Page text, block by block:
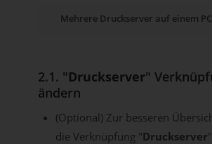
Mehrere Druckserver auf einem PC
2.1. "Druckserver"
ändern
(Optional) Zur besseren
die Verknüpfung "Druckserver